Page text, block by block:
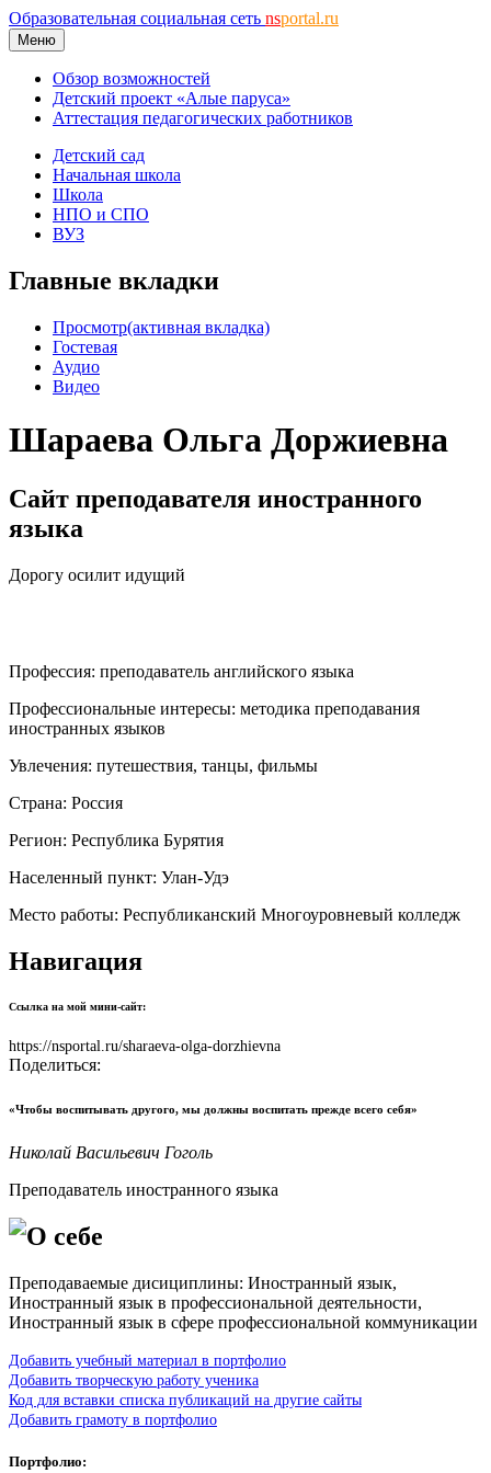
Образовательная социальная сеть nsportal.ru
Меню
Обзор возможностей
Детский проект «Алые паруса»
Аттестация педагогических работников
Детский сад
Начальная школа
Школа
НПО и СПО
ВУЗ
Главные вкладки
Просмотр(активная вкладка)
Гостевая
Аудио
Видео
Шараева Ольга Доржиевна
Сайт преподавателя иностранного
языка
Дорогу осилит идущий
Профессия: преподаватель английского языка
Профессиональные интересы: методика преподавания
иностранных языков
Увлечения: путешествия, танцы, фильмы
Страна: Россия
Регион: Республика Бурятия
Населенный пункт: Улан-Удэ
Место работы: Республиканский Многоуровневый колледж
Навигация
Ссылка на мой мини-сайт:
https://nsportal.ru/sharaeva-olga-dorzhievna
Поделиться:
«Чтобы воспитывать другого, мы должны воспитать прежде всего себя»
Николай Васильевич Гоголь
Преподаватель иностранного языка
О себе
Преподаваемые дисициплины: Иностранный язык,
Иностранный язык в профессиональной деятельности,
Иностранный язык в сфере профессиональной коммуникации
Добавить учебный материал в портфолио
Добавить творческую работу ученика
Код для вставки списка публикаций на другие сайты
Добавить грамоту в портфолио
Портфолио: